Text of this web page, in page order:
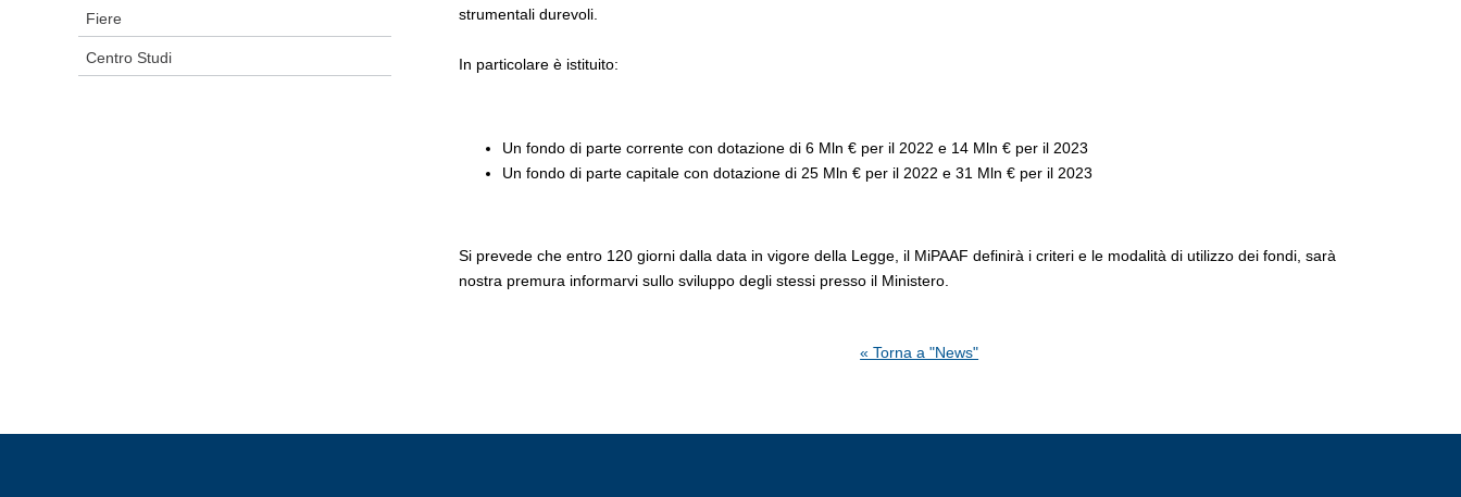
Fiere
Centro Studi
strumentali durevoli.
In particolare è istituito:
Un fondo di parte corrente con dotazione di 6 Mln € per il 2022 e 14 Mln € per il 2023
Un fondo di parte capitale con dotazione di 25 Mln € per il 2022 e 31 Mln € per il 2023
Si prevede che entro 120 giorni dalla data in vigore della Legge, il MiPAAF definirà i criteri e le modalità di utilizzo dei fondi, sarà
nostra premura informarvi sullo sviluppo degli stessi presso il Ministero.
« Torna a "News"